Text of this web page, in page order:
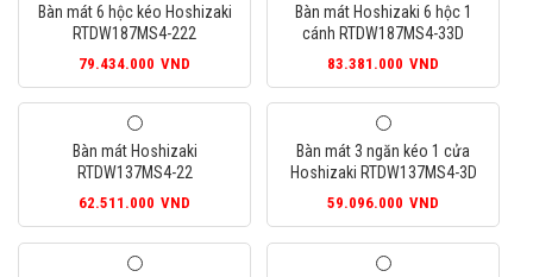
Bàn mát 6 hộc kéo Hoshizaki
RTDW187MS4-222
79.434.000 VND
Bàn mát Hoshizaki 6 hộc 1
cánh RTDW187MS4-33D
83.381.000 VND
Bàn mát Hoshizaki
RTDW137MS4-22
62.511.000 VND
Bàn mát 3 ngăn kéo 1 cửa
Hoshizaki RTDW137MS4-3D
59.096.000 VND